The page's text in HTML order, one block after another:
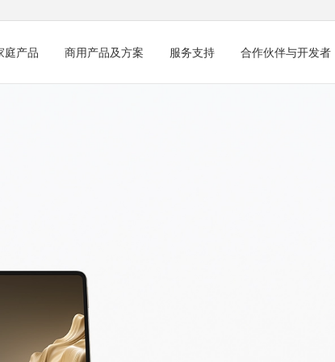
庭产品 商用产品及方案 服务支持 合作伙伴与开发者